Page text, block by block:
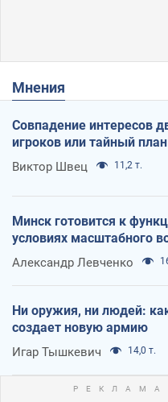
Мнения
Совпадение интересов
игроков или тайный
Виктор Швец 11,2 т.
Минск готовится к
условиях масштабного
Александр Левченко
Ни оружия, ни людей:
создает новую армию
Игар Тышкевич 14,0 т.